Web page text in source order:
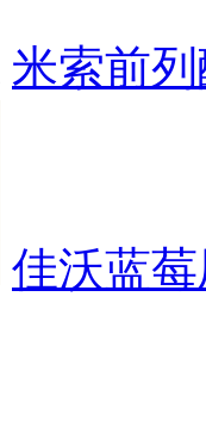
米索前
佳沃蓝